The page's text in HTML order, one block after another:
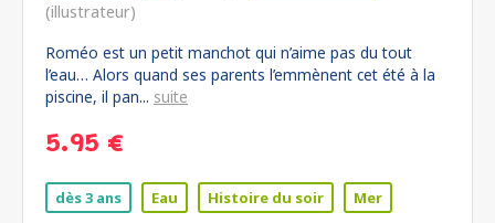
(illustrateur)
Roméo est un petit manchot qui n’aime pas du tout
l’eau… Alors quand ses parents l’emmènent cet été à la
piscine, il pan... suite
5.95 €
dès 3 ans Eau Histoire du soir Mer